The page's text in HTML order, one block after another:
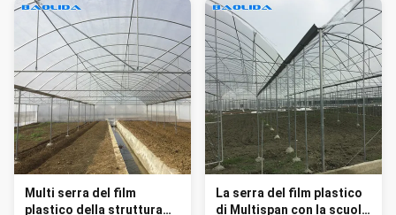
punti ...
policarbonato/policarbon...
Multi serra del film
plastico della struttura
La serra del film plastico
di Multispan con la scuola